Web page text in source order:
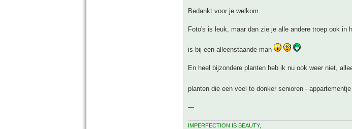
Bedankt voor je welkom.
Foto's is leuk, maar dan zie je alle andere troep ook in
is bij een alleenstaande man
En heel bijzondere planten heb ik nu ook weer niet,
planten die een veel te donker senioren -
---
IMPERFECTION IS BEAUTY,